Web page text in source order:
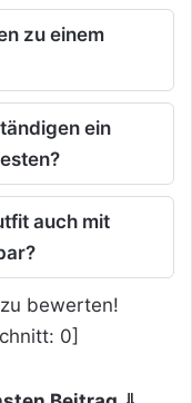
zu einem
ein
auch mit
bewerten!
0]